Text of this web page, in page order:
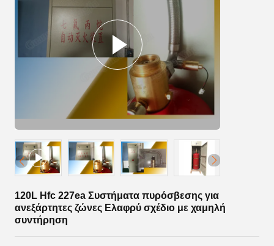
120L Hfc 227ea Συστήματα πυρόσβεσης για
ανεξάρτητες ζώνες Ελαφρύ σχέδιο με χαμηλή
συντήρηση